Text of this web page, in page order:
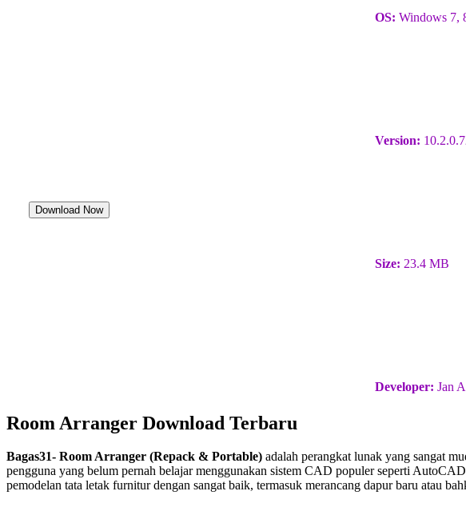
Download Now
OS: Windows 7,
Version:
Size: 23.4 MB
Developer: Jan
Room Arranger Download Terbaru
Bagas31- Room Arranger (Repack & Portable) adalah perangkat lunak yang sangat
pengguna yang belum pernah belajar menggunakan sistem CAD populer seperti
pemodelan tata letak furnitur dengan sangat baik, termasuk merancang dapur baru atau